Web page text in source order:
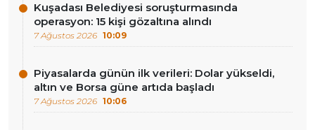
Kuşadası Belediyesi soruşturmasında
operasyon: 15 kişi gözaltına alındı
7 Ağustos 2026 10:09
Piyasalarda günün ilk verileri: Dolar yükseldi,
altın ve Borsa güne artıda başladı
7 Ağustos 2026 10:06